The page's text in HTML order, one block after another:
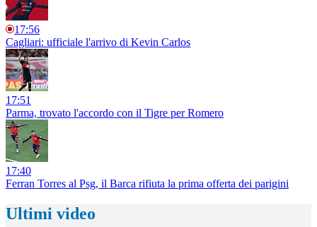
17:56
Cagliari: ufficiale l'arrivo di Kevin Carlos
17:51
Parma, trovato l'accordo con il Tigre per Romero
17:40
Ferran Torres al Psg, il Barca rifiuta la prima offerta dei parigini
Ultimi video